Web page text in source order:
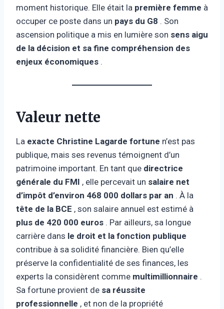
moment historique. Elle était la première femme à
occuper ce poste dans un pays du G8 . Son
ascension politique a mis en lumière son sens aigu
de la décision et sa fine compréhension des
enjeux économiques .
Valeur nette
La exacte Christine Lagarde fortune n’est pas
publique, mais ses revenus témoignent d’un
patrimoine important. En tant que directrice
générale du FMI , elle percevait un salaire net
d’impôt d’environ 468 000 dollars par an . À la
tête de la BCE , son salaire annuel est estimé à
plus de 420 000 euros . Par ailleurs, sa longue
carrière dans le droit et la fonction publique
contribue à sa solidité financière. Bien qu’elle
préserve la confidentialité de ses finances, les
experts la considèrent comme multimillionnaire .
Sa fortune provient de sa réussite
professionnelle , et non de la propriété